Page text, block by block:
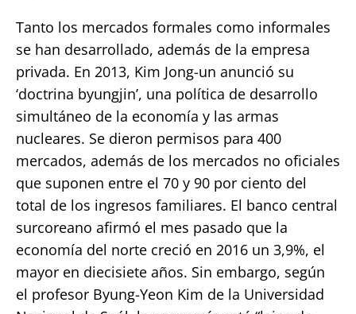
Tanto los mercados formales como informales
se han desarrollado, además de la empresa
privada. En 2013, Kim Jong-un anunció su
‘doctrina byungjin’, una política de desarrollo
simultáneo de la economía y las armas
nucleares. Se dieron permisos para 400
mercados, además de los mercados no oficiales
que suponen entre el 70 y 90 por ciento del
total de los ingresos familiares. El banco central
surcoreano afirmó el mes pasado que la
economía del norte creció en 2016 un 3,9%, el
mayor en diecisiete años. Sin embargo, según
el profesor Byung-Yeon Kim de la Universidad